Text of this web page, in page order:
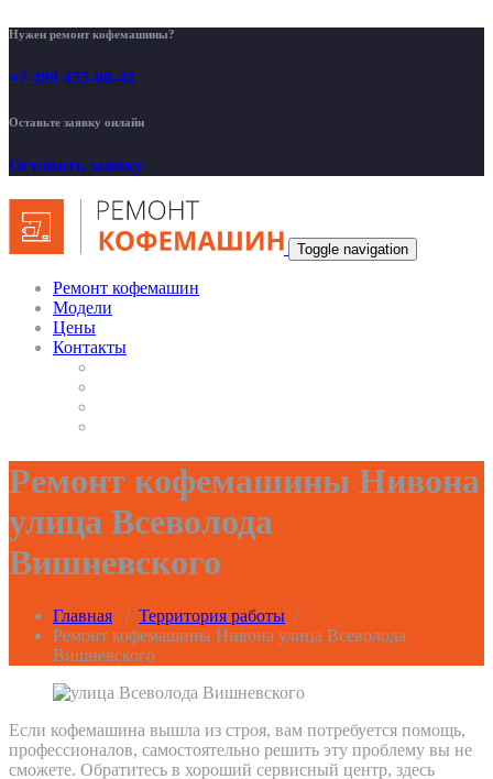
Нужен ремонт кофемашины?
+7 499 455-00-42
Оставьте заявку онлайн
Оставить заявку
Toggle navigation
Ремонт кофемашин
Модели
Цены
Контакты
Ремонт кофемашины Нивона
улица Всеволода
Вишневского
Главная / Территория работы /
Ремонт кофемашины Нивона улица Всеволода
Вишневского
Если кофемашина вышла из строя, вам потребуется помощь,
профессионалов, самостоятельно решить эту проблему вы не
сможете. Обратитесь в хороший сервисный центр, здесь